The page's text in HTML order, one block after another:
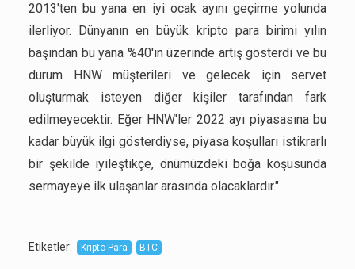
2013'ten bu yana en iyi ocak ayını geçirme yolunda
ilerliyor. Dünyanın en büyük kripto para birimi yılın
başından bu yana %40'ın üzerinde artış gösterdi ve bu
durum HNW müşterileri ve gelecek için servet
oluşturmak isteyen diğer kişiler tarafından fark
edilmeyecektir. Eğer HNW'ler 2022 ayı piyasasına bu
kadar büyük ilgi gösterdiyse, piyasa koşulları istikrarlı
bir şekilde iyileştikçe, önümüzdeki boğa koşusunda
sermayeye ilk ulaşanlar arasında olacaklardır."
Etiketler: Kripto Para BTC